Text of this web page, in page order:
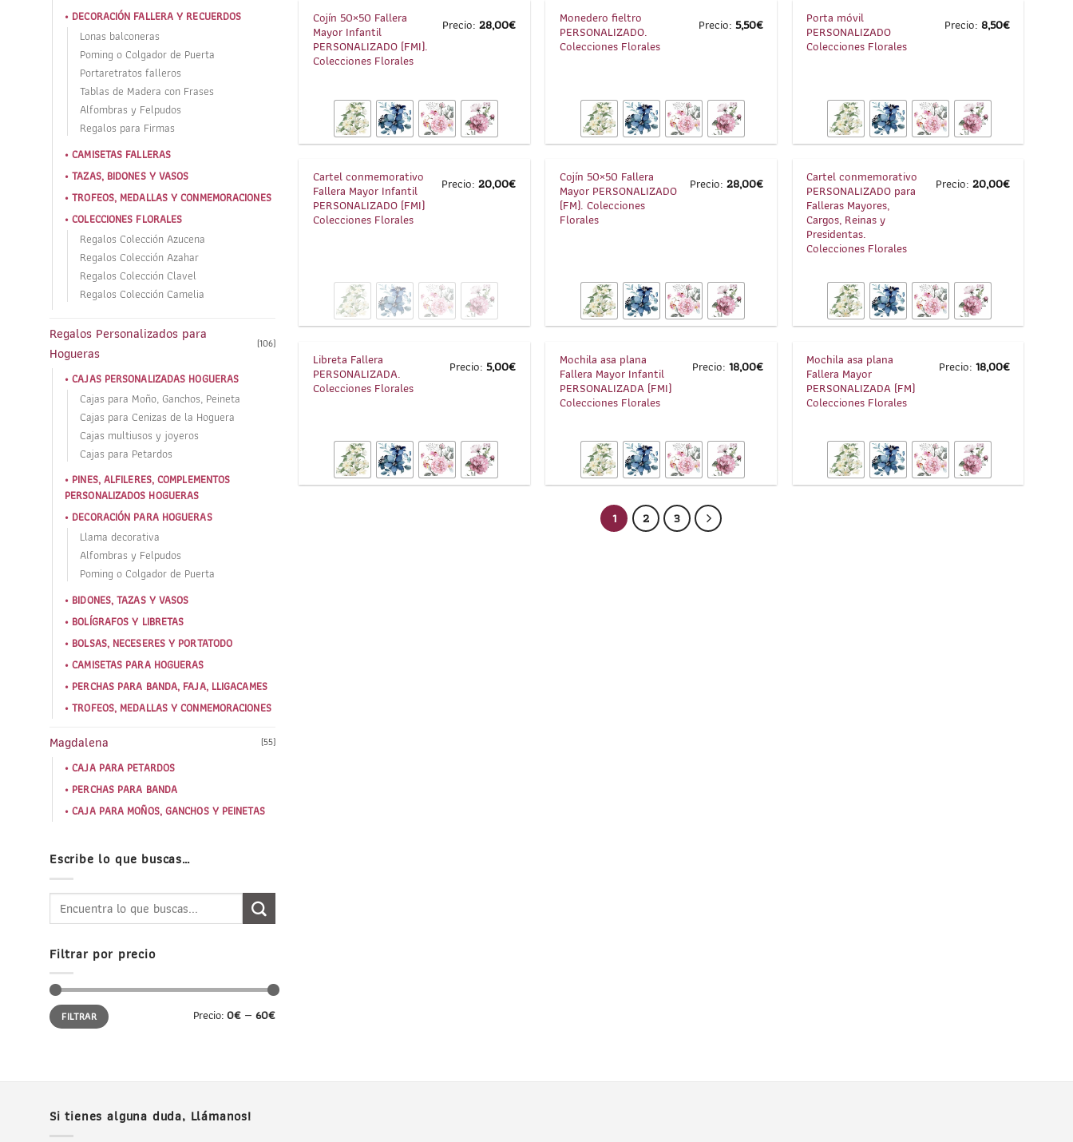
DECORACIÓN FALLERA Y RECUERDOS
Lonas balconeras
Poming o Colgador de Puerta
Portaretratos falleros
Tablas de Madera con Frases
Alfombras y Felpudos
Regalos para Firmas
CAMISETAS FALLERAS
TAZAS, BIDONES Y VASOS
TROFEOS, MEDALLAS Y CONMEMORACIONES
COLECCIONES FLORALES
Regalos Colección Azucena
Regalos Colección Azahar
Regalos Colección Clavel
Regalos Colección Camelia
Regalos Personalizados para
Hogueras
(106)
CAJAS PERSONALIZADAS HOGUERAS
Cajas para Moño, Ganchos, Peineta
Cajas para Cenizas de la Hoguera
Cajas multiusos y joyeros
Cajas para Petardos
PINES, ALFILERES, COMPLEMENTOS
PERSONALIZADOS HOGUERAS
DECORACIÓN PARA HOGUERAS
Llama decorativa
Alfombras y Felpudos
Poming o Colgador de Puerta
BIDONES, TAZAS Y VASOS
BOLÍGRAFOS Y LIBRETAS
BOLSAS, NECESERES Y PORTATODO
CAMISETAS PARA HOGUERAS
PERCHAS PARA BANDA, FAJA, LLIGACAMES
TROFEOS, MEDALLAS Y CONMEMORACIONES
Magdalena (55)
CAJA PARA PETARDOS
PERCHAS PARA BANDA
CAJA PARA MOÑOS, GANCHOS Y PEINETAS
Escribe lo que buscas…
Buscar
por:
Filtrar por precio
Precio
mínimo
Precio
máximo
FILTRAR Precio:0€— 60€
Cojín 50×50 Fallera
Mayor Infantil
PERSONALIZADO (FMI).
Colecciones Florales
Precio:28,00€ Monedero fieltro
PERSONALIZADO.
Colecciones Florales
Precio: 5,50€ Porta móvil
PERSONALIZADO
Colecciones Florales
Precio: 8,50€
1/8
Cartel conmemorativo
Fallera Mayor Infantil
PERSONALIZADO (FMI)
Colecciones Florales
Precio:20,00€
1/2
Cojín 50×50 Fallera
Mayor PERSONALIZADO
(FM). Colecciones
Florales
Precio: 28,00€
1/8
Cartel conmemorativo
PERSONALIZADO para
Falleras Mayores,
Cargos, Reinas y
Presidentas.
Colecciones Florales
Precio: 20,00€
1/6
Libreta Fallera
PERSONALIZADA.
Colecciones Florales
Precio:5,00€
1/5
Mochila asa plana
Fallera Mayor Infantil
PERSONALIZADA (FMI)
Colecciones Florales
Precio: 18,00€
1/5
Mochila asa plana
Fallera Mayor
PERSONALIZADA (FM)
Colecciones Florales
Precio: 18,00€
1 2 3
Si tienes alguna duda, Llámanos!